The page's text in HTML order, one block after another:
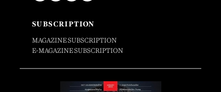
SUBSCRIPTION
MAGAZINE SUBSCRIPTION
E-MAGAZINE SUBSCRIPTION